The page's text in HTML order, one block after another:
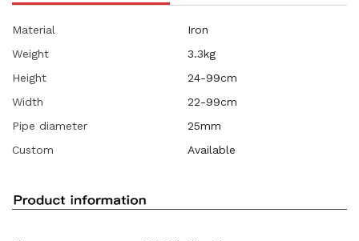
Material
Iron
Weight
3.3kg
Height
24-99cm
Width
22-99cm
Pipe diameter
25mm
Custom
Available